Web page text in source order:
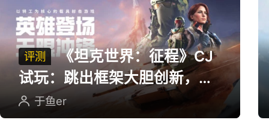
评测
《坦克世界：征程》CJ
试玩：跳出框架大胆创新，用
英雄射击重塑坦克对战
于鱼er